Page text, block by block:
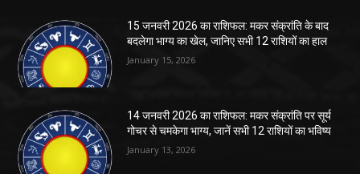
15 जनवरी 2026 का राशिफल: मकर संक्रांति के बाद
बदलेगा भाग्य का खेल, जानिए सभी 12 राशियों का हाल
January 15, 2026
14 जनवरी 2026 का राशिफल: मकर संक्रांति पर सूर्य
गोचर से चमकेगा भाग्य, जानें सभी 12 राशियों का भविष्य
January 13, 2026